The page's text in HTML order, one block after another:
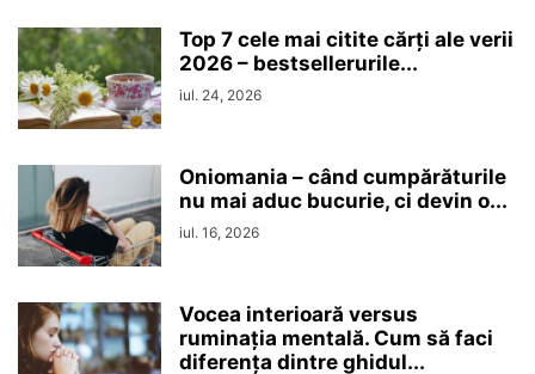
Top 7 cele mai citite cărți ale verii
2026 – bestsellerurile...
iul. 24, 2026
Oniomania – când cumpărăturile
nu mai aduc bucurie, ci devin o...
iul. 16, 2026
Vocea interioară versus
ruminaţia mentală. Cum să faci
diferența dintre ghidul...